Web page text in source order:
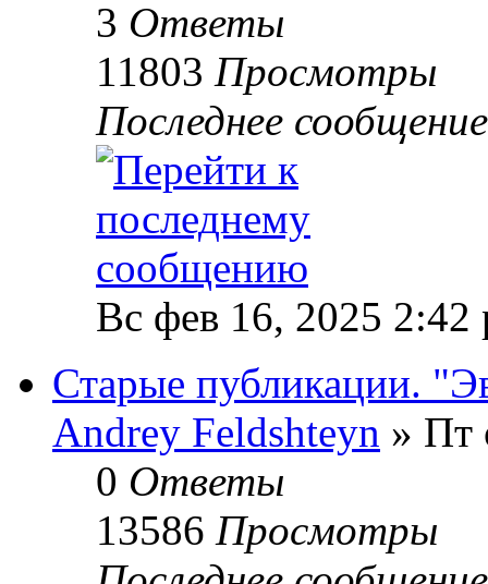
3 Ответы
11803 Просмотры
Последнее
Вс фев 16, 2025 2:42
Старые публикации.
Andrey Feldshteyn » Пт
0 Ответы
13586 Просмотры